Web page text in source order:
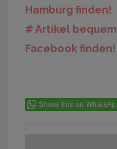
Hamburg finden!
# Artikel
Facebook finden!
Share this on